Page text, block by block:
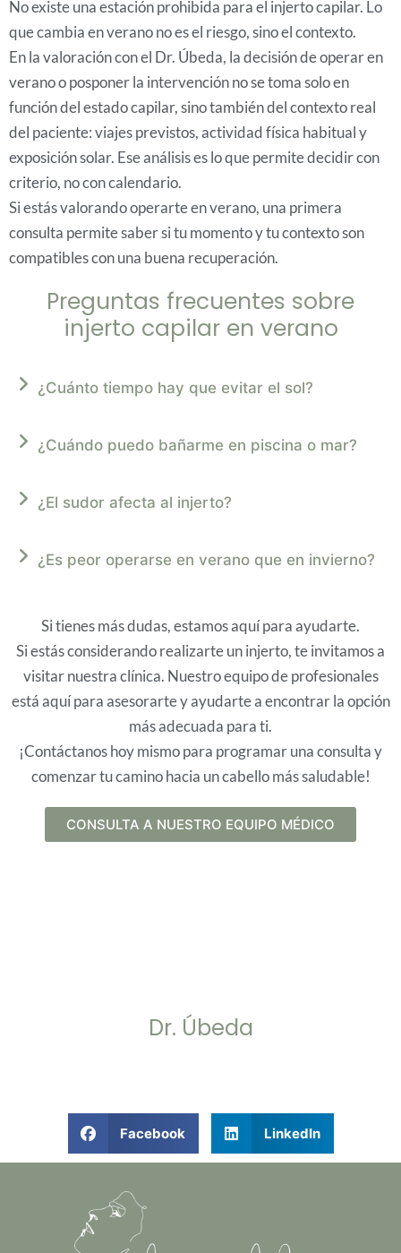
No existe una estación prohibida para el injerto capilar. Lo
que cambia en verano no es el riesgo, sino el contexto.
En la valoración con el Dr. Úbeda, la decisión de operar en
verano o posponer la intervención no se toma solo en
función del estado capilar, sino también del contexto real
del paciente: viajes previstos, actividad física habitual y
exposición solar. Ese análisis es lo que permite decidir con
criterio, no con calendario.
Si estás valorando operarte en verano, una primera
consulta permite saber si tu momento y tu contexto son
compatibles con una buena recuperación.
Preguntas frecuentes sobre
injerto capilar en verano
¿Cuánto tiempo hay que evitar el sol?
¿Cuándo puedo bañarme en piscina o mar?
¿El sudor afecta al injerto?
¿Es peor operarse en verano que en invierno?
Si tienes más dudas, estamos aquí para ayudarte.
Si estás considerando realizarte un injerto, te invitamos a
visitar nuestra clínica. Nuestro equipo de profesionales
está aquí para asesorarte y ayudarte a encontrar la opción
más adecuada para ti.
¡Contáctanos hoy mismo para programar una consulta y
comenzar tu camino hacia un cabello más saludable!
CONSULTA A NUESTRO EQUIPO MÉDICO
Dr. Úbeda
Facebook LinkedIn